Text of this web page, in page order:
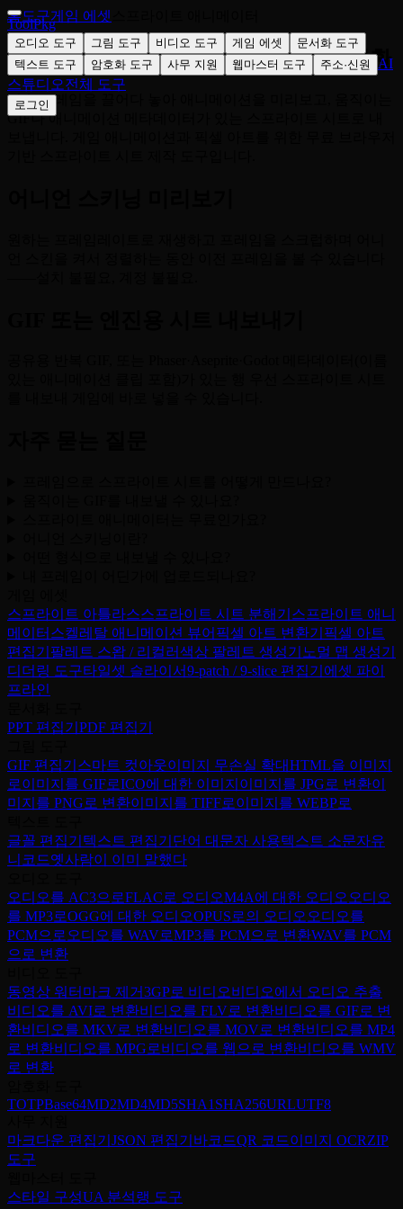
ToolPkg
오디오 도구 그림 도구 비디오 도구 게임 에셋
문서화 도구
텍스트 도구
암호화 도구 사무 지원 웹마스터 도구 주소·신원
AI
스튜디오전체 도구
로그인
홈도구게임 에셋
프레임을 스프라이트 시트나 GIF로 변환
연속 프레임을 끌어다 놓아 애니메이션을 미리보고, 움직이는
GIF나 애니메이션 메타데이터가 있는 스프라이트 시트로 내
스프라이트 아틀라스스프라이트 시트 분해기 스프라이트 애니
메이터 스켈레탈 애니메이션 뷰어 픽셀 아트 변환기 픽셀 아트
편집기 팔레트 스왑 / 리컬러색상 팔레트 생성기 노멀 맵 생성기
디더링 도구타일셋 슬라이서9-patch / 9-slice 편집기 에셋 파이
프라인
PPT 편집기 PDF 편집기
GIF 편집기 스마트 컷아웃이미지 무손실 확대HTML을 이미지
로이미지를 GIF로ICO에 대한 이미지 이미지를 JPG로 변환이
미지를 PNG로 변환이미지를 TIFF로이미지를 WEBP로
글꼴 편집기 텍스트 편집기 단어 대문자 사용텍스트 소문자유
니코드옛사람이 이미 말했다
오디오를 AC3으로FLAC로 오디오M4A에 대한 오디오 오디오
를 MP3로OGG에 대한 오디오OPUS로의 오디오 오디오를
PCM으로 오디오를 WAV로MP3를 PCM으로 변환WAV를 PCM
으로 변환
동영상 워터마크 제거3GP로 비디오비디오에서 오디오 추출
비디오를 AVI로 변환비디오를 FLV로 변환비디오를 GIF로 변
환비디오를 MKV로 변환비디오를 MOV로 변환비디오를 MP4
로 변환비디오를 MPG로비디오를 웹으로 변환비디오를 WMV
로 변환
TOTPBase64MD2MD4MD5SHA1 SHA256URLUTF8
마크다운 편집기 JSON 편집기 바코드QR 코드이미지 OCRZIP
도구
스타일 구성UA 분석랭 도구